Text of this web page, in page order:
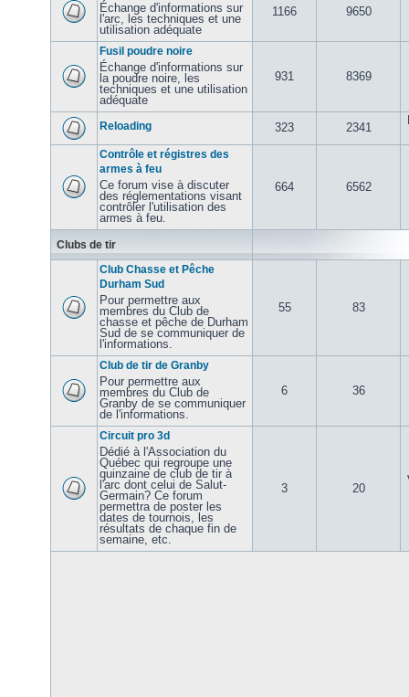
Échange d'informations sur
l'arc, les techniques et une
utilisation adéquate
1166 9650
Fusil poudre noire
Échange d'informations sur
la poudre noire, les
techniques et une utilisation
adéquate
931 8369
Reloading 323 2341
Contrôle et régistres des
armes à feu
Ce forum vise à discuter
des réglementations visant
contrôler l'utilisation des
armes à feu.
664 6562
Clubs de tir
Club Chasse et Pêche
Durham Sud
Pour permettre aux
membres du Club de
chasse et pêche de Durham
Sud de se communiquer de
l'informations.
55 83
Club de tir de Granby
Pour permettre aux
membres du Club de
Granby de se communiquer
de l'informations.
6 36
Circuit pro 3d
Dédié à l'Association du
Québec qui regroupe une
quinzaine de club de tir à
l'arc dont celui de Salut-
Germain? Ce forum
permettra de poster les
dates de tournois, les
résultats de chaque fin de
semaine, etc.
3 20